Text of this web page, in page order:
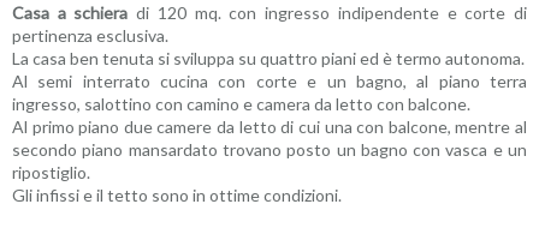
Casa a schiera di 120 mq. con ingresso indipendente e corte di
pertinenza esclusiva.
La casa ben tenuta si sviluppa su quattro piani ed è termo autonoma.
Al semi interrato cucina con corte e un bagno, al piano terra
ingresso, salottino con camino e camera da letto con balcone.
Al primo piano due camere da letto di cui una con balcone, mentre al
secondo piano mansardato trovano posto un bagno con vasca e un
ripostiglio.
Gli infissi e il tetto sono in ottime condizioni.